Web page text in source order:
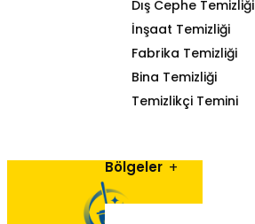
Dış Cephe Temizliği
İnşaat Temizliği
Fabrika Temizliği
Bina Temizliği
Temizlikçi Temini
Bölgeler